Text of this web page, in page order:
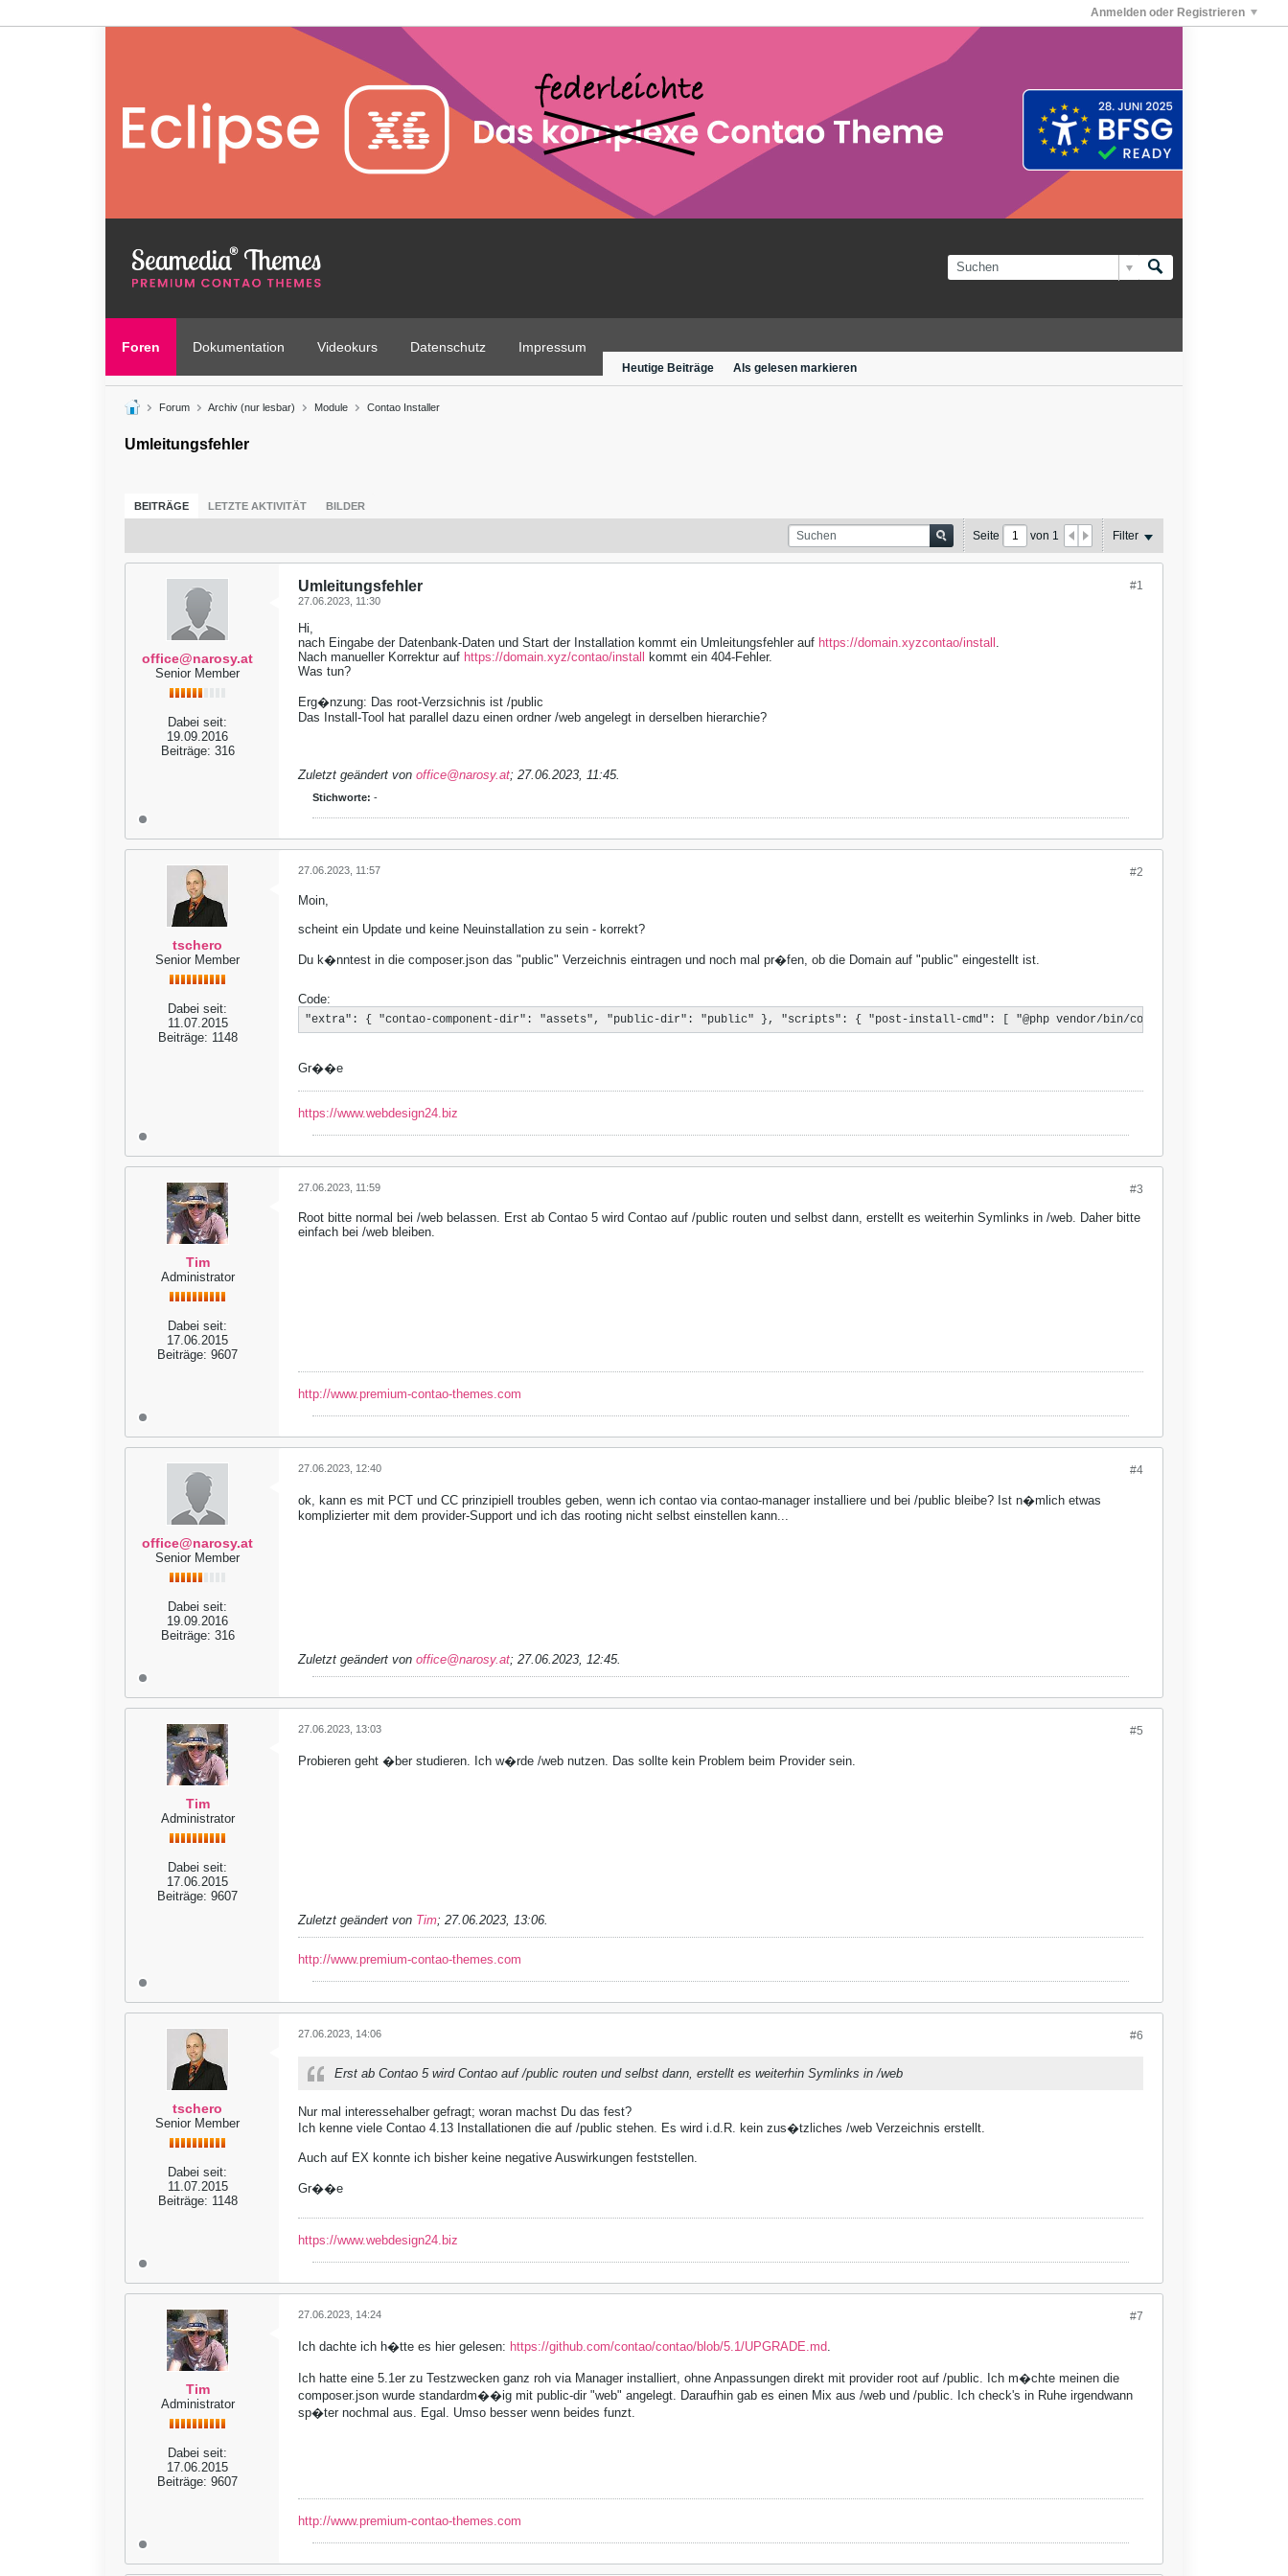
Anmelden oder Registrieren
Foren Dokumentation Videokurs Datenschutz Impressum
Heutige Beiträge Als gelesen markieren
Forum Archiv (nur lesbar) Module Contao Installer
Umleitungsfehler
BEITRÄGE LETZTE AKTIVITÄT BILDER
Seite von 1 Filter
office@narosy.at
Senior Member
Dabei seit:
19.09.2016
Beiträge: 316
#1
Umleitungsfehler
27.06.2023, 11:30
Hi,
nach Eingabe der Datenbank-Daten und Start der Installation kommt ein Umleitungsfehler auf https://domain.xyzcontao/install .
Nach manueller Korrektur auf https://domain.xyz/contao/install
kommt ein 404-Fehler.
Was tun?
Erg�nzung: Das root-Verzsichnis ist /public
Das Install-Tool hat parallel dazu einen ordner /web angelegt in derselben hierarchie?
Zuletzt geändert von office@narosy.at; 27.06.2023, 11:45.
Stichworte: -
tschero
Senior Member
Dabei seit:
11.07.2015
Beiträge: 1148
#2
27.06.2023, 11:57
Moin,
scheint ein Update und keine Neuinstallation zu sein - korrekt?
Du k�nntest in die composer.json das "public" Verzeichnis eintragen und noch mal pr�fen, ob die Domain auf "public" eingestellt ist.
Code:
"extra": { "contao-component-dir": "assets", "public-dir": "public" }, "scripts": { "post-install-cmd": [ "@php vendor/bin/contao-setup" ], "post-
Gr��e
https://www.webdesign24.biz
Tim
Administrator
Dabei seit:
17.06.2015
Beiträge: 9607
#3
27.06.2023, 11:59
Root bitte normal bei /web belassen. Erst ab Contao 5 wird Contao auf /public routen und selbst dann, erstellt es weiterhin Symlinks in /web. Daher bitte
einfach bei /web bleiben.
http://www.premium-contao-themes.com
office@narosy.at
Senior Member
Dabei seit:
19.09.2016
Beiträge: 316
#4
27.06.2023, 12:40
ok, kann es mit PCT und CC prinzipiell troubles geben, wenn ich contao via contao-manager installiere und bei /public bleibe? Ist n�mlich etwas
komplizierter mit dem provider-Support und ich das rooting nicht selbst einstellen kann...
Zuletzt geändert von office@narosy.at; 27.06.2023, 12:45.
Tim
Administrator
Dabei seit:
17.06.2015
Beiträge: 9607
#5
27.06.2023, 13:03
Probieren geht �ber studieren. Ich w�rde /web nutzen. Das sollte kein Problem beim Provider sein.
Zuletzt geändert von Tim; 27.06.2023, 13:06.
http://www.premium-contao-themes.com
tschero
Senior Member
Dabei seit:
11.07.2015
Beiträge: 1148
#6
27.06.2023, 14:06
Erst ab Contao 5 wird Contao auf /public routen und selbst dann, erstellt es weiterhin Symlinks in /web
Nur mal interessehalber gefragt; woran machst Du das fest?
Ich kenne viele Contao 4.13 Installationen die auf /public stehen. Es wird i.d.R. kein zus�tzliches /web Verzeichnis erstellt.
Auch auf EX konnte ich bisher keine negative Auswirkungen feststellen.
Gr��e
https://www.webdesign24.biz
Tim
Administrator
Dabei seit:
17.06.2015
Beiträge: 9607
#7
27.06.2023, 14:24
Ich dachte ich h�tte es hier gelesen: https://github.com/contao/contao/blob/5.1/UPGRADE.md.
Ich hatte eine 5.1er zu Testzwecken ganz roh via Manager installiert, ohne Anpassungen direkt mit provider root auf /public. Ich m�chte meinen die
composer.json wurde standardm��ig mit public-dir "web" angelegt. Daraufhin gab es einen Mix aus /web und /public. Ich check's in Ruhe irgendwann
sp�ter nochmal aus. Egal. Umso besser wenn beides funzt.
http://www.premium-contao-themes.com